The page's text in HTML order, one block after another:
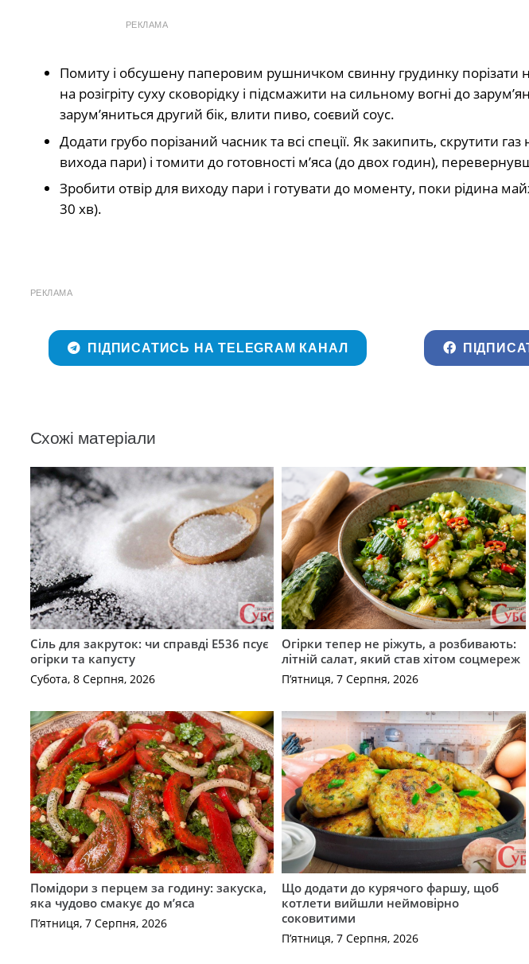
РЕКЛАМА
Помиту і обсушену паперовим рушничком свинну грудинку порізати
на розігріту суху сковорідку і підсмажити на сильному вогні до
зарумʼяниться другий бік, влити пиво, соєвий соус.
Додати грубо порізаний часник та всі спеції. Як закипить, скрутити
вихода пари) і томити до готовності мʼяса (до двох годин),
Зробити отвір для виходу пари і готувати до моменту, поки рідина
30 хв).
РЕКЛАМА
ПІДПИСАТИСЬ НА TELEGRAM КАНАЛ
Схожі матеріали
Сіль для закруток: чи справді Е536 псує
огірки та капусту
Субота, 8 Серпня, 2026
Огірки тепер не ріжуть, а розбивають:
літній салат, який став хітом соцмереж
П’ятниця, 7 Серпня, 2026
Помідори з перцем за годину: закуска,
яка чудово смакує до м’яса
П’ятниця, 7 Серпня, 2026
Що додати до курячого фаршу, щоб
котлети вийшли неймовірно
соковитими
П’ятниця, 7 Серпня, 2026